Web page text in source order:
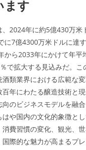
ます
、2024年に約5億430万米
に7億4300万米ドルに達
から2033年にかけて年平
％で拡大する見込みだ。
酒類業界における広範な
百年にわたる醸造技術と
向のビジネスモデルを融
や国内の文化的象徴と
費習慣の変化、観光、
際的な魅力が高まるプ